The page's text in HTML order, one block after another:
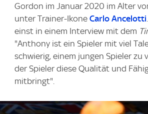
Gordon im Januar 2020 im Alter
unter Trainer-Ikone Carlo Ancelotti
einst in einem Interview mit dem
"Anthony ist ein Spieler mit viel
schwierig, einem jungen Spieler zu
der Spieler diese Qualität und
mitbringt".